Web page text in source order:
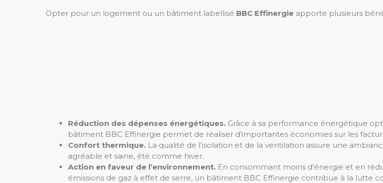
Opter pour un logement ou un bâtiment labellisé BBC Effinergie apporte plusieurs
Réduction des dépenses énergétiques. Grâce à sa performance énergétique
bâtiment BBC Effinergie permet de réaliser d’importantes économies sur les
Confort thermique. La qualité de l’isolation et de la ventilation assure une
agréable et saine, été comme hiver.
Action en faveur de l’environnement. En consommant moins d’énergie et en
émissions de gaz à effet de serre, un bâtiment BBC Effinergie contribue à la lutte